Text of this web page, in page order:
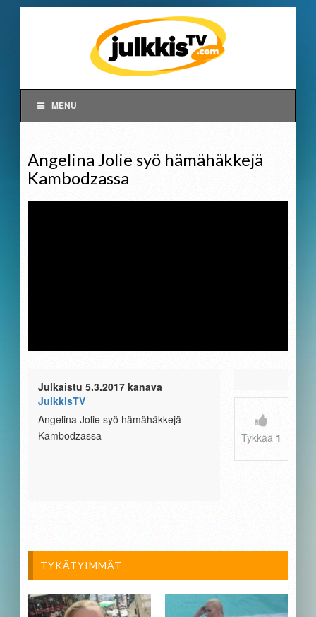
MENU
Angelina Jolie syö hämähäkkejä
Kambodzassa
Julkaistu 5.3.2017 kanava
JulkkisTV
Angelina Jolie syö hämähäkkejä
Kambodzassa
Tykkää 1
TYKÄTYIMMÄT